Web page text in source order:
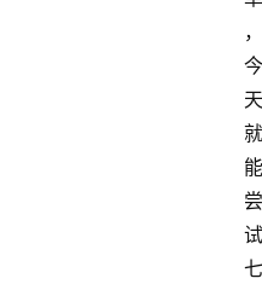
，
今
天
就
能
尝
试
七